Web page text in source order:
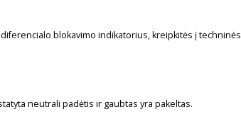
blokavimo indikatorius, kreipkitės į
neutrali padėtis ir gaubtas yra pakeltas.